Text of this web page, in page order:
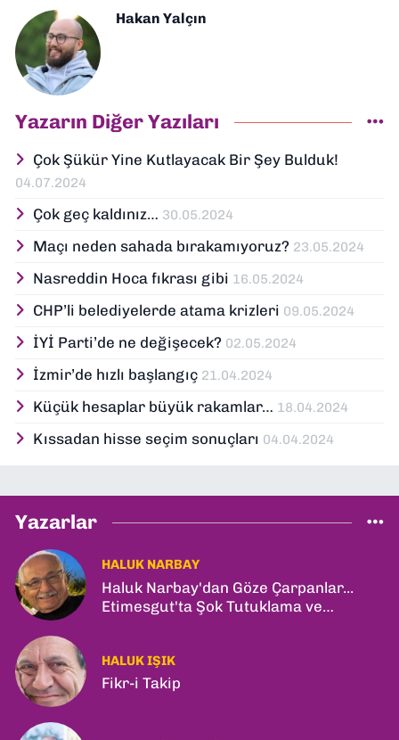
Hakan Yalçın
Yazarın Diğer Yazıları
Çok Şükür Yine Kutlayacak Bir Şey Bulduk!
04.07.2024
Çok geç kaldınız… 30.05.2024
Maçı neden sahada bırakamıyoruz? 23.05.2024
Nasreddin Hoca fıkrası gibi 16.05.2024
CHP’li belediyelerde atama krizleri 09.05.2024
İYİ Parti’de ne değişecek? 02.05.2024
İzmir’de hızlı başlangıç 21.04.2024
Küçük hesaplar büyük rakamlar… 18.04.2024
Kıssadan hisse seçim sonuçları 04.04.2024
Yazarlar
HALUK NARBAY
Haluk Narbay'dan Göze Çarpanlar...
Etimesgut'ta Şok Tutuklama ve
HALUK IŞIK
Fikr-i Takip